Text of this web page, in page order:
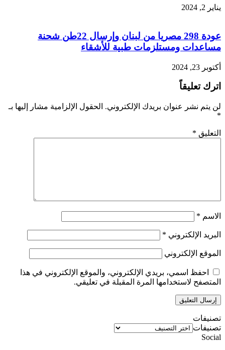
يناير 2, 2024
عودة 298 مصريا من لبنان وإرسال 22طن شحنة
مساعدات ومستلزمات طبية للأشقاء
أكتوبر 23, 2024
اترك تعليقاً
لن يتم نشر عنوان بريدك الإلكتروني. الحقول الإلزامية مشار إليها بـ
*
التعليق *
الاسم *
البريد الإلكتروني *
الموقع الإلكتروني
احفظ اسمي، بريدي الإلكتروني، والموقع الإلكتروني في هذا
المتصفح لاستخدامها المرة المقبلة في تعليقي.
تصنيفات
تصنيفات
Social